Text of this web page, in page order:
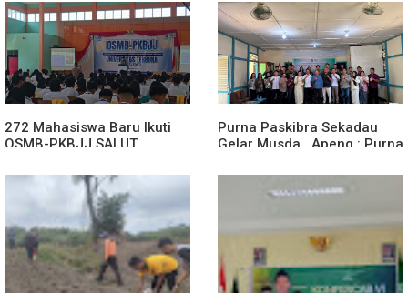
272 Mahasiswa Baru Ikuti
OSMB-PKBJJ SALUT
Purna Paskibra Sekadau
Gelar Musda , Apeng : Purna
Agen Terdepan Menjaga
Persatuan Dan Kesatuan